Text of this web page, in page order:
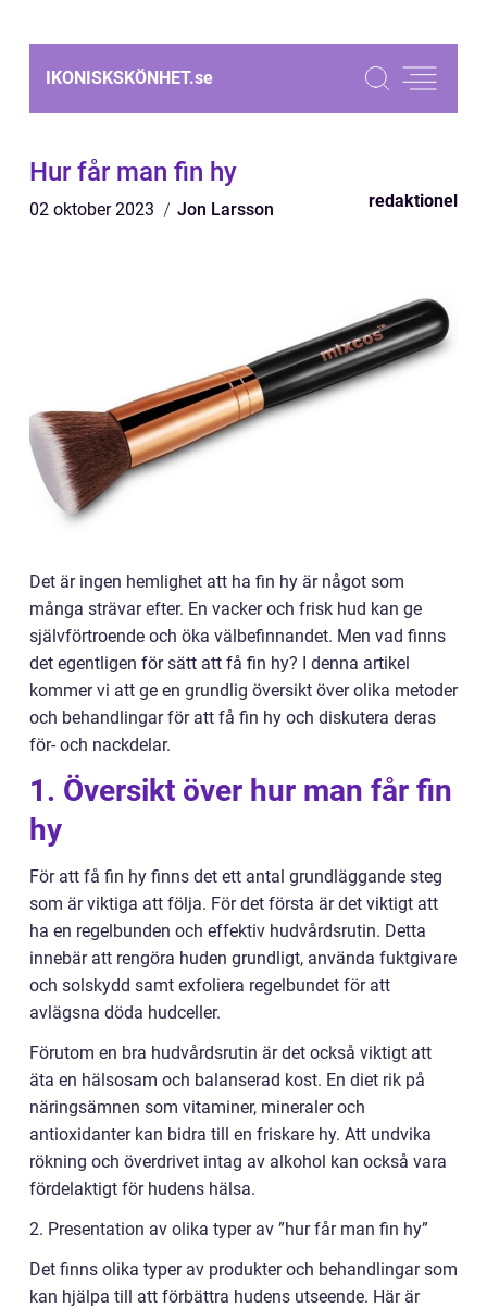
IKONISKSKÖNHET.se
Hur får man fin hy
02 oktober 2023 Jon Larsson redaktionel
Det är ingen hemlighet att ha fin hy är något som
många strävar efter. En vacker och frisk hud kan ge
självförtroende och öka välbefinnandet. Men vad finns
det egentligen för sätt att få fin hy? I denna artikel
kommer vi att ge en grundlig översikt över olika metoder
och behandlingar för att få fin hy och diskutera deras
för- och nackdelar.
1. Översikt över hur man får fin
hy
För att få fin hy finns det ett antal grundläggande steg
som är viktiga att följa. För det första är det viktigt att
ha en regelbunden och effektiv hudvårdsrutin. Detta
innebär att rengöra huden grundligt, använda fuktgivare
och solskydd samt exfoliera regelbundet för att
avlägsna döda hudceller.
Förutom en bra hudvårdsrutin är det också viktigt att
äta en hälsosam och balanserad kost. En diet rik på
näringsämnen som vitaminer, mineraler och
antioxidanter kan bidra till en friskare hy. Att undvika
rökning och överdrivet intag av alkohol kan också vara
fördelaktigt för hudens hälsa.
2. Presentation av olika typer av ”hur får man fin hy”
Det finns olika typer av produkter och behandlingar som
kan hjälpa till att förbättra hudens utseende. Här är